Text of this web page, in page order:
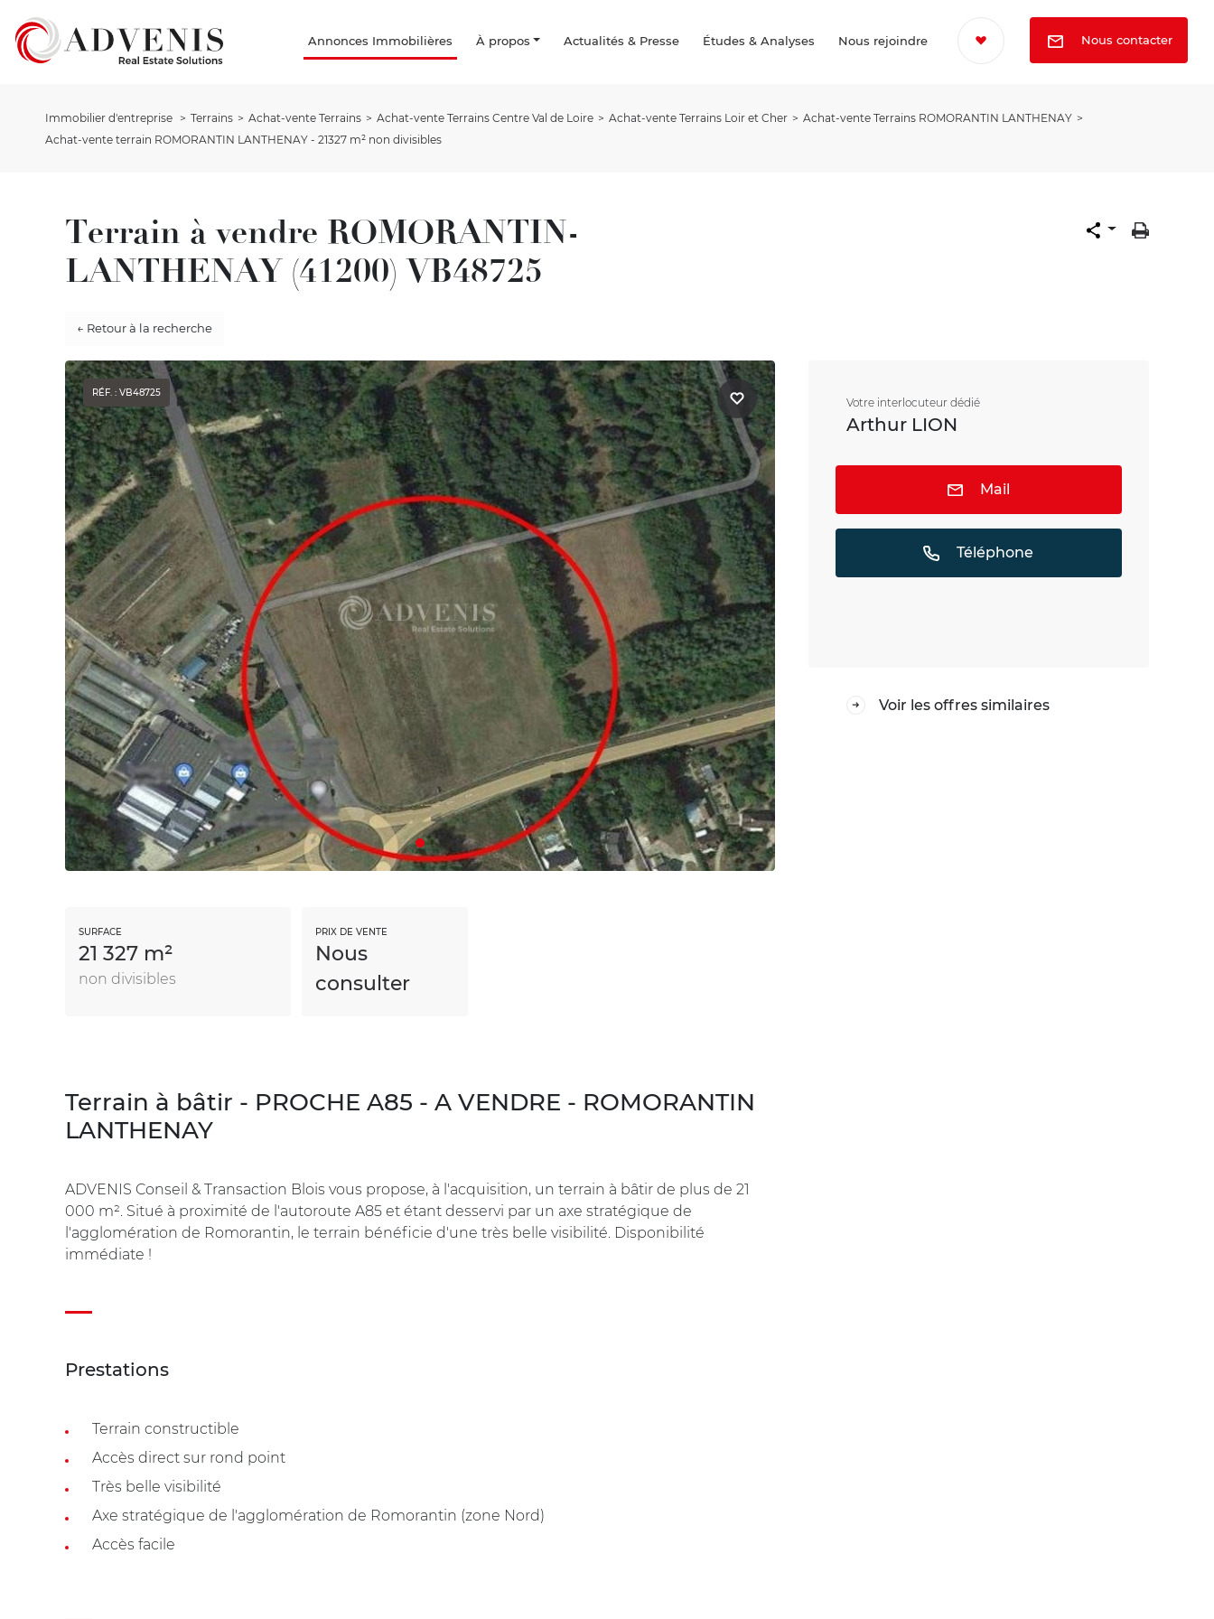
Annonces Immobilières À propos Actualités & Presse Études & Analyses Nous rejoindre Nous contacter
Immobilier d'entreprise Terrains Achat-vente Terrains Achat-vente Terrains Centre Val de Loire Achat-vente Terrains Loir et Cher
Achat-vente Terrains ROMORANTIN LANTHENAY
Achat-vente terrain ROMORANTIN LANTHENAY - 21327 m² non divisibles
Terrain à vendre ROMORANTIN-
LANTHENAY (41200) VB48725
← Retour à la recherche
RÉF. : VB48725
SURFACE
21 327 m²
non divisibles
PRIX DE VENTE
Nous
consulter
Terrain à bâtir - PROCHE A85 - A VENDRE - ROMORANTIN
LANTHENAY
ADVENIS Conseil & Transaction Blois vous propose, à l'acquisition, un terrain à bâtir de plus de 21
000 m². Situé à proximité de l'autoroute A85 et étant desservi par un axe stratégique de
l'agglomération de Romorantin, le terrain bénéficie d'une très belle visibilité. Disponibilité
immédiate !
Prestations
Terrain constructible
Accès direct sur rond point
Très belle visibilité
Axe stratégique de l'agglomération de Romorantin (zone Nord)
Accès facile
Votre interlocuteur dédié
Arthur LION
Mail
Téléphone
Voir les offres similaires